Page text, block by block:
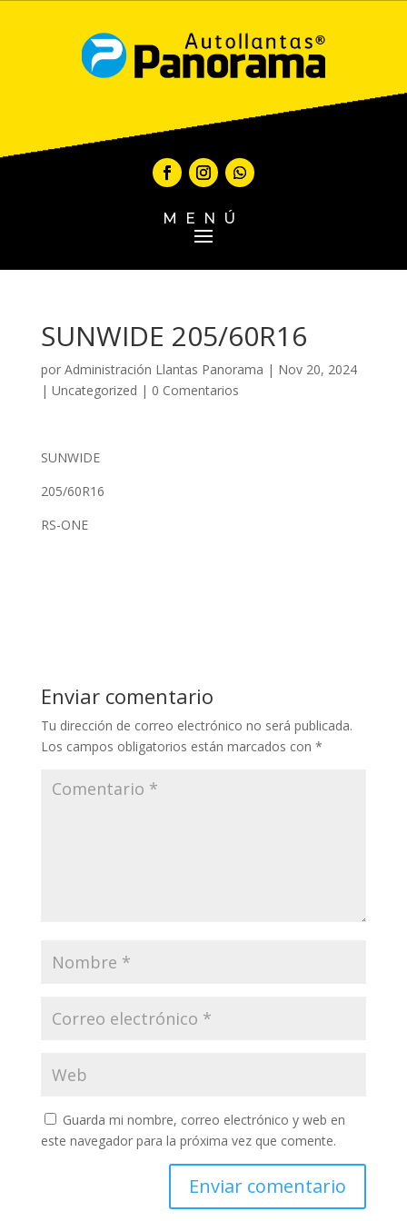
MENÚ
SUNWIDE 205/60R16
por Administración Llantas Panorama | Nov 20, 2024
| Uncategorized | 0 Comentarios
SUNWIDE
205/60R16
RS-ONE
Enviar comentario
Tu dirección de correo electrónico no será publicada.
Los campos obligatorios están marcados con *
Guarda mi nombre, correo electrónico y web en
este navegador para la próxima vez que comente.